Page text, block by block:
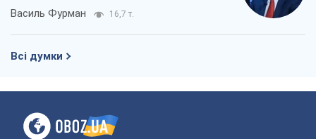
Василь Фурман 16,7 т.
Всі думки